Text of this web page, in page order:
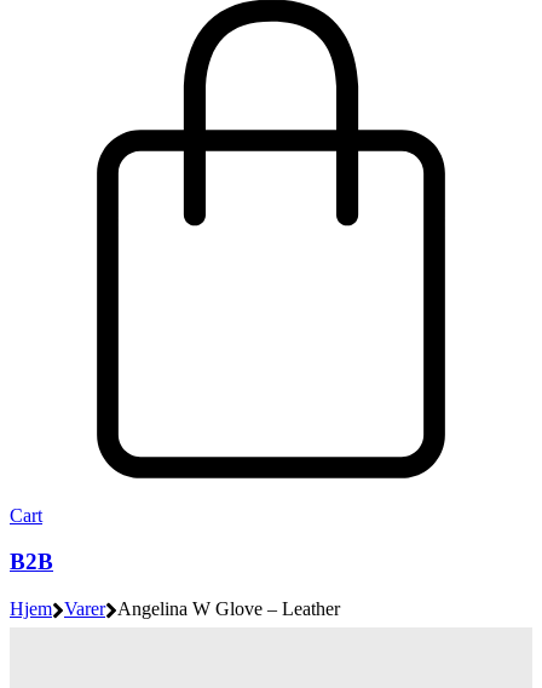
Cart
B2B
Hjem Varer Angelina W Glove – Leather